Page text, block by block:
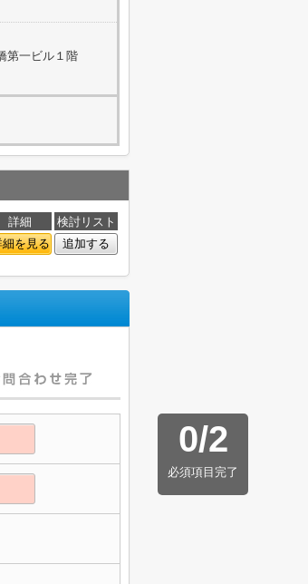
第一ビル１階
詳細
検討リスト
細を見る 追加する
0/2
必須項目完了